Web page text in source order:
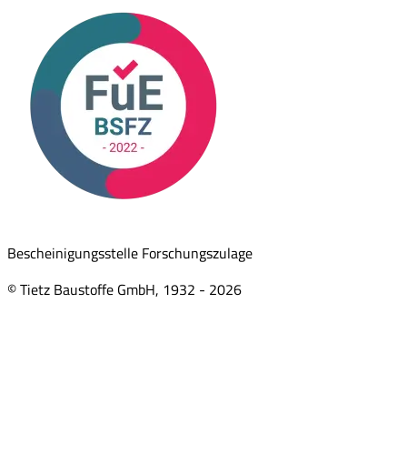
Bescheinigungsstelle Forschungszulage
© Tietz Baustoffe GmbH, 1932 - 2026